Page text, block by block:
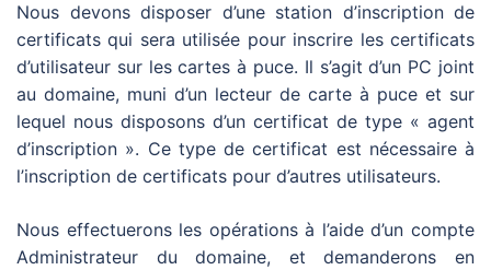
Nous devons disposer d’une station d’inscription de
certificats qui sera utilisée pour inscrire les certificats
d’utilisateur sur les cartes à puce. Il s’agit d’un PC joint
au domaine, muni d’un lecteur de carte à puce et sur
lequel nous disposons d’un certificat de type « agent
d’inscription ». Ce type de certificat est nécessaire à
l’inscription de certificats pour d’autres utilisateurs.
Nous effectuerons les opérations à l’aide d’un compte
Administrateur du domaine, et demanderons en